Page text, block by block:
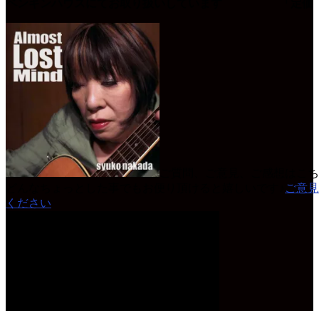
ご質問、ご意見、ご感想はこ
ご意
ください